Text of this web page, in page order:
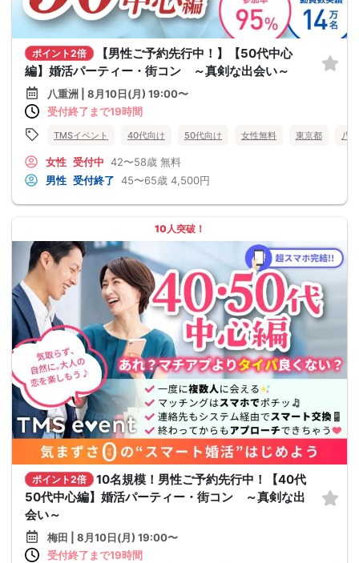
ポイント2倍
【男性ご予約先行中！】【50代中心
編】婚活パーティー・街コン ～真剣な出会い～
八重洲 | 8月10日(月) 19:00〜
受付終了まで19時間
TMSイベント 40代向け 50代向け 女性無料 東京都 八
女性 受付中 42〜58歳 無料
男性 受付終了 45〜65歳 4,500円
10人突破！
ポイント2倍
10名規模！男性ご予約先行中！【40代
50代中心編】婚活パーティー・街コン ～真剣な出
会い～
梅田 | 8月10日(月) 19:00〜
受付終了まで19時間